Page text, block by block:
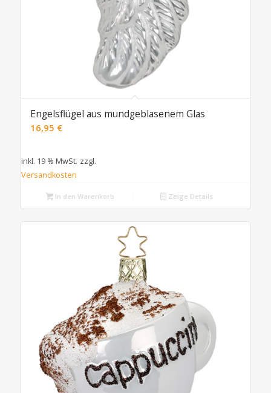
Engelsflügel aus mundgeblasenem Glas
16,95 €
inkl. 19 % MwSt. zzgl.
Versandkosten
In den Warenkorb Zeige Details